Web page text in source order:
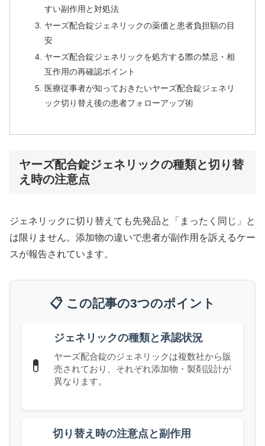
すい副作用と対処法
ヤーズ配合錠ジェネリックの薬価と患者負担額の目
安
ヤーズ配合錠ジェネリックを処方する際の禁忌・相
互作用の再確認ポイント
医療従事者が知っておきたいヤーズ配合錠ジェネリ
ック切り替え後の患者フォローアップ術
ヤーズ配合錠ジェネリックの種類と切り替
え時の注意点
ジェネリックに切り替えても先発品と「まったく同じ」と
は限りません。添加物の違いで患者が副作用を訴えるケー
スが報告されています。
📋 この記事の3つのポイント
💊
ジェネリックの種類と承認状況
ヤーズ配合錠のジェネリックは複数社から販
売されており、それぞれ添加物・製剤設計が
異なります。
切り替え時の注意点と副作用